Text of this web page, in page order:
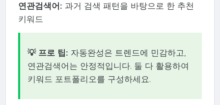
연관검색어: 과거 검색 패턴을 바탕으로 한 추천
키워드
💡 프로 팁: 자동완성은 트렌드에 민감하고,
연관검색어는 안정적입니다. 둘 다 활용하여
키워드 포트폴리오를 구성하세요.